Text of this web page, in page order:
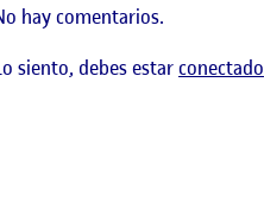
hay comentarios.
siento, debes estarconectado